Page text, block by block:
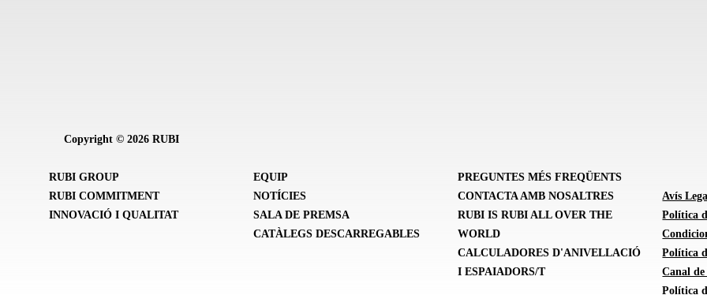
Copyright © 2026 RUBI
RUBI GROUP
RUBI COMMITMENT
INNOVACIÓ I QUALITAT
EQUIP
NOTÍCIES
SALA DE PREMSA
CATÀLEGS DESCARREGABLES
PREGUNTES MÉS FREQÜENTS
CONTACTA AMB NOSALTRES
RUBI IS RUBI ALL OVER THE
WORLD
CALCULADORES D'ANIVELLACIÓ
I ESPAIADORS/T
Avís
Política
Política
Canal de
Política